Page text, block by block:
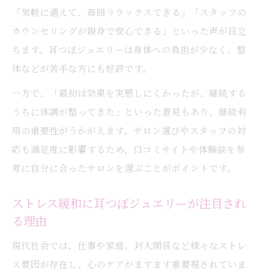
「気軽に通えて、毎回リラックスできる」「スタッフの
カウンセリングが親身で安心できる」といった声が目立
ちます。耳つぼジュエリーは身体への負担が少なく、整
体などが苦手な方にも好評です。
一方で、「最初は効果を実感しにくかったが、継続する
うちに体調が整ってきた」といった意見もあり、継続利
用の重要性がうかがえます。サロン選びやスタッフの対
応も満足度に影響するため、口コミサイトや体験談を参
考に自分に合ったサロンを選ぶことがポイントです。
ストレス緩和に耳つぼジュエリーが注目され
る理由
現代社会では、仕事や家庭、対人関係など様々なストレ
ス要因が存在し、心のケアがますます重要視されていま